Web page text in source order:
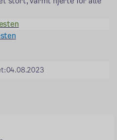
04.08.2023